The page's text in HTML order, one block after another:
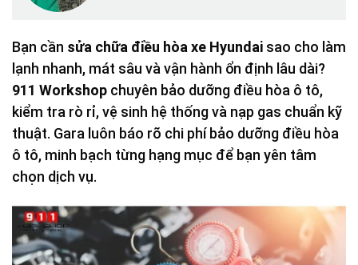
Bạn cần sửa chữa điều hòa xe Hyundai sao cho làm
lạnh nhanh, mát sâu và vận hành ổn định lâu dài?
911 Workshop chuyên bảo dưỡng điều hòa ô tô,
kiểm tra rò rỉ, vệ sinh hệ thống và nạp gas chuẩn kỹ
thuật. Gara luôn báo rõ chi phí bảo dưỡng điều hòa
ô tô, minh bạch từng hạng mục để bạn yên tâm
chọn dịch vụ.